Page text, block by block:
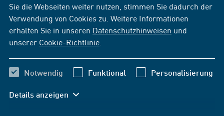
Sie die Webseiten weiter nutzen, stimmen Sie dadurch der
Verwendung von Cookies zu. Weitere Informationen
erhalten Sie in unseren Datenschutzhinweisen und
unserer Cookie-Richtlinie
Notwendig Funktional Personalisierung
Details anzeigen